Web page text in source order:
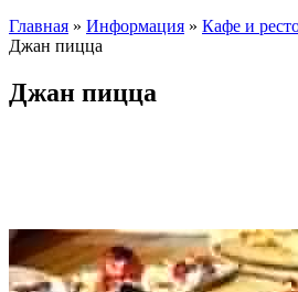
Главная » Информация » Кафе и
Джан пицца
Джан пицца